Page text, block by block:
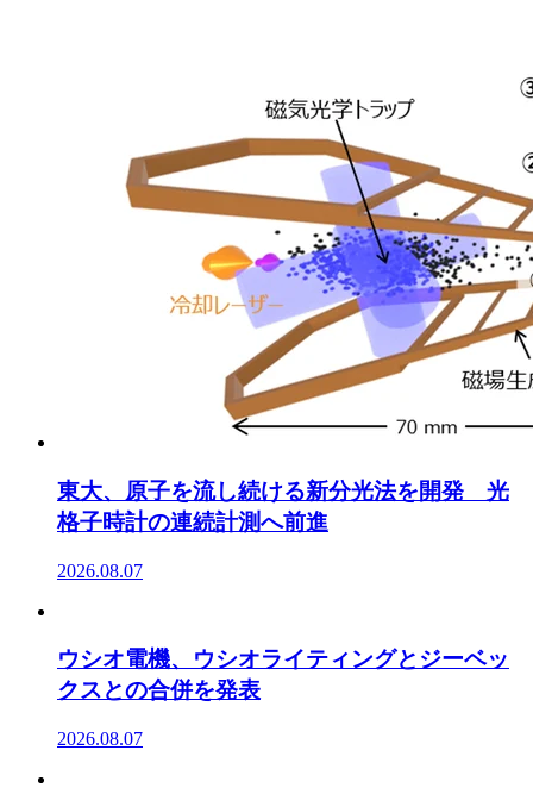
東大、原子を流し続ける新分光法を開発 光
格子時計の連続計測へ前進
2026.08.07
ウシオ電機、ウシオライティングとジーベッ
クスとの合併を発表
2026.08.07